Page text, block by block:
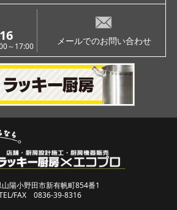
～17:00 メールでのお問い合わせ
山陽小野田市新有帆町854番1
FAX 0836-39-8316